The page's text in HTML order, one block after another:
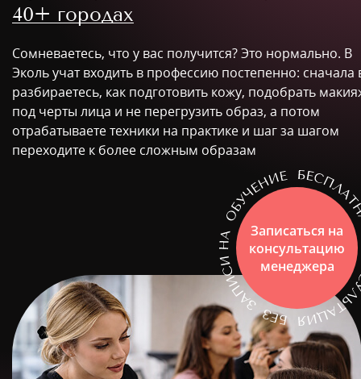
40+ городах
Сомневаетесь, что у вас получится? Это нормально. В
Эколь учат входить в профессию постепенно: сначала
разбираетесь, как подготовить кожу, подобрать
под черты лица и не перегрузить образ, а потом
отрабатываете техники на практике и шаг за шагом
переходите к более сложным образам
Записаться на
консультацию
менеджера